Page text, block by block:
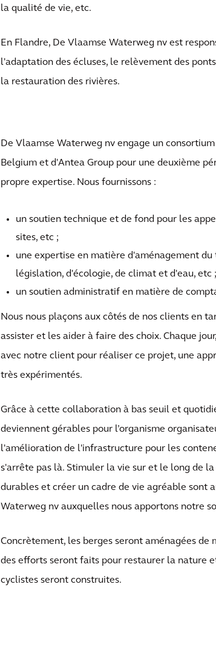
la qualité de vie, etc.
En Flandre, De Vlaamse Waterweg nv est
l'adaptation des écluses, le relèvement des
la restauration des rivières.
De Vlaamse Waterweg nv engage un
Belgium et d'Antea Group pour une deuxième
propre expertise. Nous fournissons :
un soutien technique et de fond pour les
sites, etc ;
une expertise en matière d'aménagement
législation, d'écologie, de climat et d'eau, etc ;
un soutien administratif en matière de
Nous nous plaçons aux côtés de nos clients en
assister et les aider à faire des choix. Chaque
avec notre client pour réaliser ce projet, une
très expérimentés.
Grâce à cette collaboration à bas seuil et
deviennent gérables pour l’organisme
l'amélioration de l'infrastructure pour les
s'arrête pas là. Stimuler la vie sur et le long de
durables et créer un cadre de vie agréable sont
Waterweg nv auxquelles nous apportons notre
Concrètement, les berges seront aménagées
des efforts seront faits pour restaurer la nature
cyclistes seront construites.